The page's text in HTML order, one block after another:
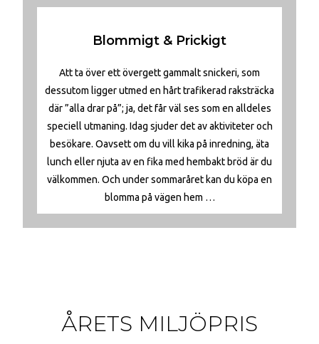
Blommigt & Prickigt
Att ta över ett övergett gammalt snickeri, som
dessutom ligger utmed en hårt trafikerad raksträcka
där ”alla drar på”; ja, det får väl ses som en alldeles
speciell utmaning. Idag sjuder det av aktiviteter och
besökare. Oavsett om du vill kika på inredning, äta
lunch eller njuta av en fika med hembakt bröd är du
välkommen. Och under sommaråret kan du köpa en
blomma på vägen hem …
ÅRETS MILJÖPRIS